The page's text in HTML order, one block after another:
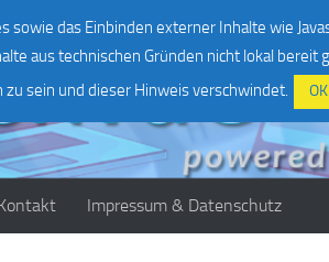
Impressum & Datenschutz
das Einbinden externer Inhalte wie
aus technischen Gründen nicht lokal bereit
sein und dieser Hinweis verschwindet.
OK